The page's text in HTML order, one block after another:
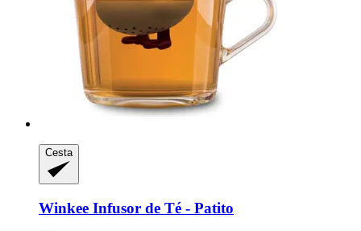
Cesta
Winkee Infusor de Té -​ Patito